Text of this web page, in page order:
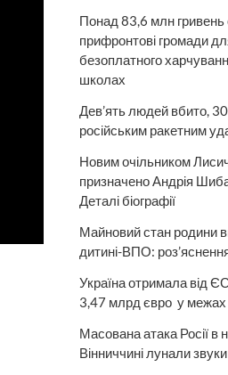
Понад 83,6 млн
прифронтові громади
безоплатного
школах
Дев’ять людей вбито,
російським ракетним
Новим очільником
призначено Андрія
Деталі біографії
Майновий стан родини
дитині-ВПО:
Україна отримала від
3,47 млрд євро у
Масована атака Росії в
Вінниччині лунали